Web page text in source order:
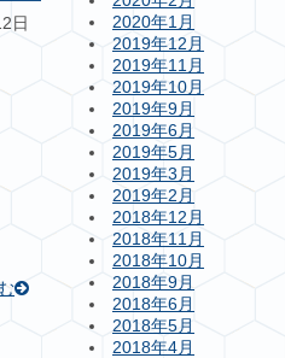
日
2020年1月
2019年12月
2019年11月
2019年10月
2019年9月
2019年6月
2019年5月
2019年3月
2019年2月
2018年12月
2018年11月
2018年10月
2018年9月
2018年6月
2018年5月
2018年4月